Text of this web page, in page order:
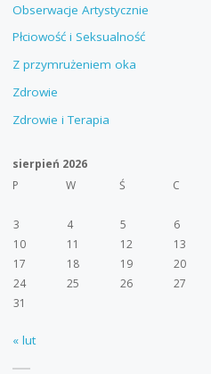
Obserwacje Artystycznie
Płciowość i Seksualność
Z przymrużeniem oka
Zdrowie
Zdrowie i Terapia
sierpień 2026
P
W Ś C
3
4 5 6
10
11 12 13
17
18 19 20
24
25 26 27
31
« lut